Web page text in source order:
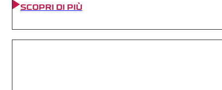
SCOPRI DI PIÙ